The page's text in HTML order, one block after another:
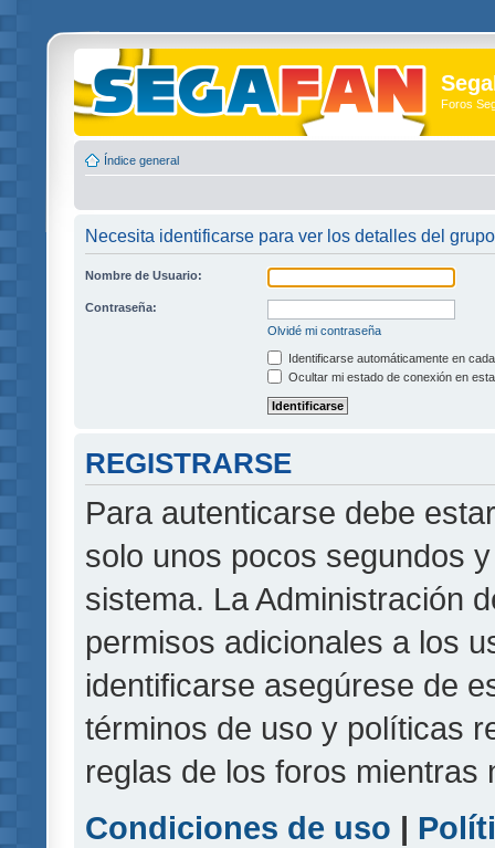
Foros
Índice general
Necesita identificarse para ver los detalles del grupo
Nombre de Usuario:
Contraseña:
Olvidé mi contraseña
Identificarse automáticamente en
Ocultar mi estado de conexión en
REGISTRARSE
Para autenticarse debe
solo unos pocos segundos
sistema. La Administración
permisos adicionales a los
identificarse asegúrese de
términos de uso y políticas
reglas de los foros mientras
Condiciones de uso |